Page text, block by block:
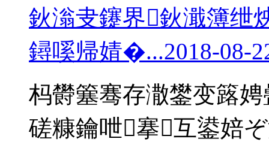
鈥滃叏鑳界鈥濈簿绁
鐞嗘帰婧�...2018-08-
杩欎簺骞存潵鐢变簬
磋糠鑰呭搴互鍙婄